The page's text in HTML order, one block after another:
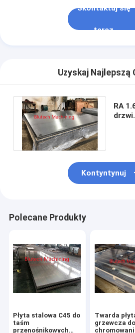
Skontaktuj się
teraz
Uzyskaj Najlepszą
RA
drzwi
Kontyntynuj
Polecane Produkty
Płyta stalowa C45 do
taśm
przenośnikowych
Twarda
grzewcza do